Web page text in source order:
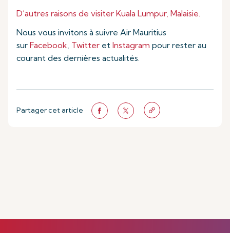
D’autres raisons de visiter Kuala Lumpur, Malaisie.
Nous vous invitons à suivre Air Mauritius
sur Facebook, Twitter et Instagram pour rester au
courant des dernières actualités.
Partager cet article